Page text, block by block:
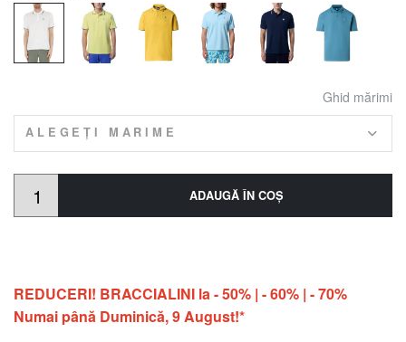
Ghid mărimi
ALEGEȚI MARIME
ADAUGĂ ÎN COŞ
REDUCERI! BRACCIALINI la - 50% | - 60% | - 70%
Numai până Duminică, 9 August!*